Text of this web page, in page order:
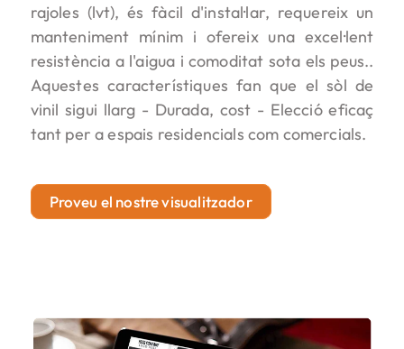
rajoles (lvt), és fàcil d'instal·lar, requereix un
manteniment mínim i ofereix una excel·lent
resistència a l'aigua i comoditat sota els peus..
Aquestes característiques fan que el sòl de
vinil sigui llarg - Durada, cost - Elecció eficaç
tant per a espais residencials com comercials.
Proveu el nostre visualitzador